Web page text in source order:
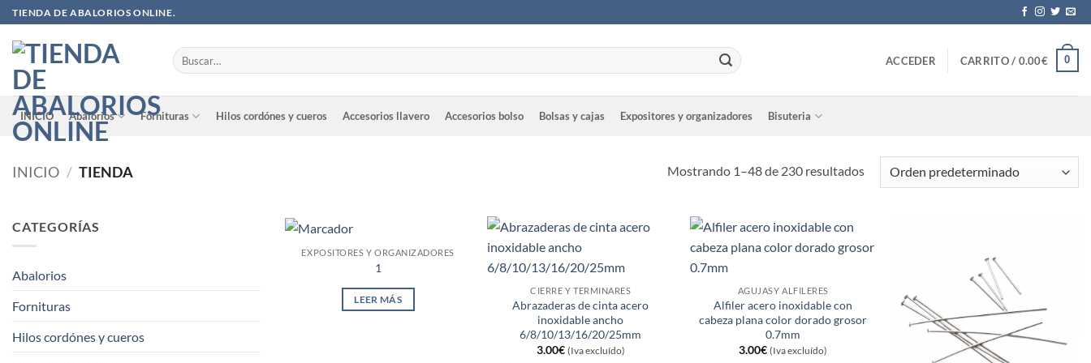
Saltar
al
contenido
TIENDA DE ABALORIOS ONLINE.
Buscar
por:
ACCEDER CARRITO / 0.00€ 0
INICIO Abalorios Fornituras Hilos cordónes y cueros Accesorios llavero Accesorios bolso Bolsas y cajas Expositores y organizadores Bisuteria
INICIO / TIENDA Mostrando 1–48 de 230 resultados
CATEGORÍAS
Abalorios
Fornituras
Hilos cordónes y cueros
EXPOSITORES Y ORGANIZADORES
1
LEER MÁS
CIERRE Y TERMINARES
Abrazaderas de cinta acero
inoxidable ancho
6/8/10/13/16/20/25mm
3.00€ (Iva excluído)
AGUJASY ALFILERES
Alfiler acero inoxidable con
cabeza plana color dorado grosor
0.7mm
3.00€ (Iva excluído)